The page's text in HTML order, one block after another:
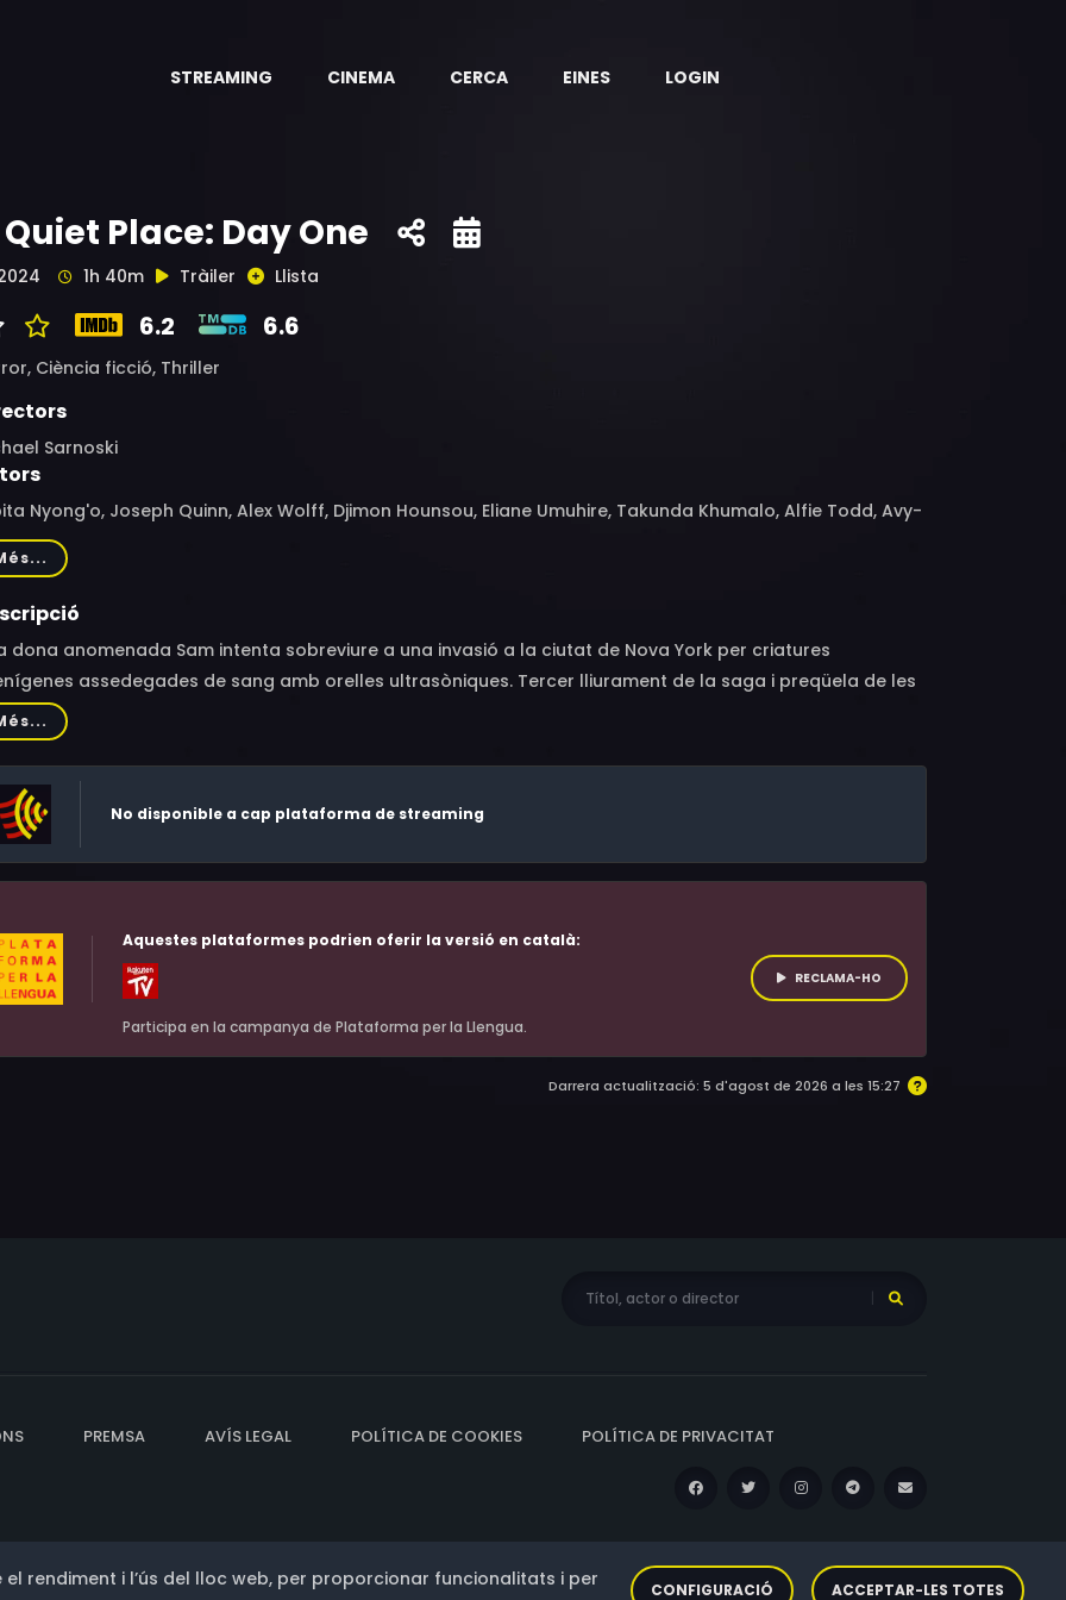
STREAMING CINEMA CERCA EINES LOGIN
Place: Day One
1h 40m Tràiler Llista
6.2 6.6
Ciència ficció, Thriller
Sarnoski
Nyong'o, Joseph Quinn, Alex Wolff, Djimon Hounsou, Eliane Umuhire, Takunda Khumalo, Alfie Todd, Avy-
Worrall, Ronnie Le Drew, Benjamin Wong, Michael Roberts, Gavin Fleming, Elijah Ungvary, Alexander John,
Schöön, Thea Butler, Choy-Ling Man
dona anomenada Sam intenta sobreviure a una invasió a la ciutat de Nova York per criatures
assedegades de sang amb orelles ultrasòniques. Tercer lliurament de la saga i preqüela de les
anteriors.
No disponible a cap plataforma de streaming
Aquestes plataformes podrien oferir la versió en català:
Participa en la campanya de Plataforma per la Llengua.
RECLAMA-HO
Darrera actualització: 5 d'agost de 2026 a les 15:27
PREMSA AVÍS LEGAL POLÍTICA DE COOKIES POLÍTICA DE PRIVACITAT
rendiment i l’ús del lloc web, per proporcionar funcionalitats i per
CONFIGURACIÓ ACCEPTAR-LES TOTES